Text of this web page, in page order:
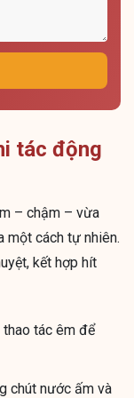
tác động
– chậm – vừa
một cách tự nhiên.
kết hợp hít
thao tác êm để
chút nước ấm và